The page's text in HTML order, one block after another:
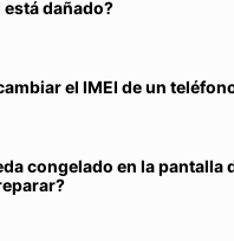
está dañado?
el IMEI de un
congelado en la pantalla